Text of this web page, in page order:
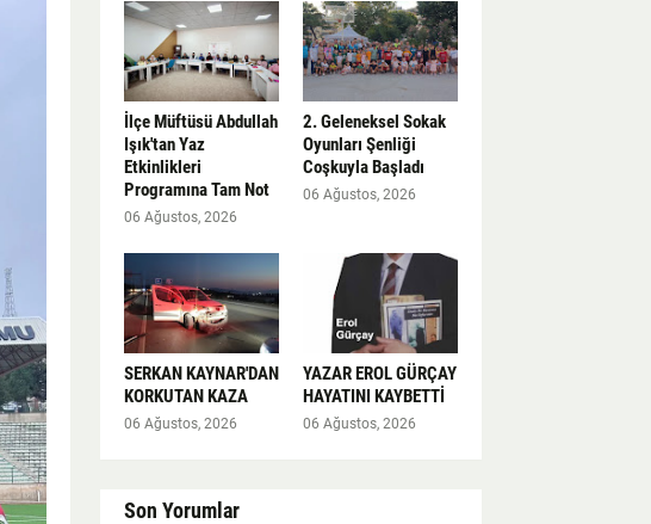
İlçe Müftüsü Abdullah
Işık'tan Yaz
Etkinlikleri
Programına Tam Not
06 Ağustos, 2026
2. Geleneksel Sokak
Oyunları Şenliği
Coşkuyla Başladı
06 Ağustos, 2026
SERKAN KAYNAR'DAN
KORKUTAN KAZA
06 Ağustos, 2026
YAZAR EROL GÜRÇAY
HAYATINI KAYBETTİ
06 Ağustos, 2026
Son Yorumlar